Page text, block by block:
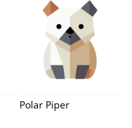
Polar Piper